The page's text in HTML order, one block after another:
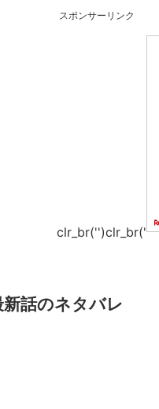
スポンサーリンク
clr_br('')clr_br('
話のネタバレ